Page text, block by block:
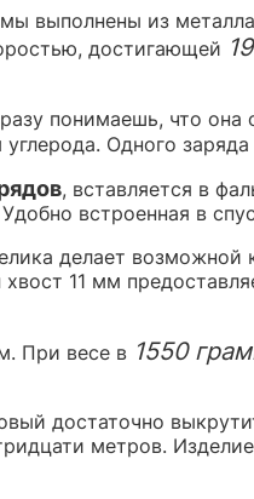
выполнены из
достигающей
понимаешь, что
Одного заряда
, вставляется в
встроенная в
делает
11 мм
При весе в 1550
достаточно
метров.